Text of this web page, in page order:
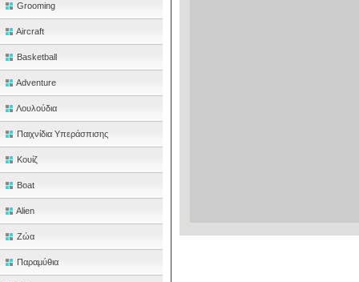
Grooming
Aircraft
Basketball
Adventure
Λουλούδια
Παιχνίδια Υπεράσπισης
Κουίζ
Boat
Alien
Ζώα
Παραμύθια